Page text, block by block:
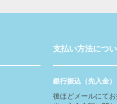
支払い方法につ
銀行振込（先入金）
後ほどメールにて